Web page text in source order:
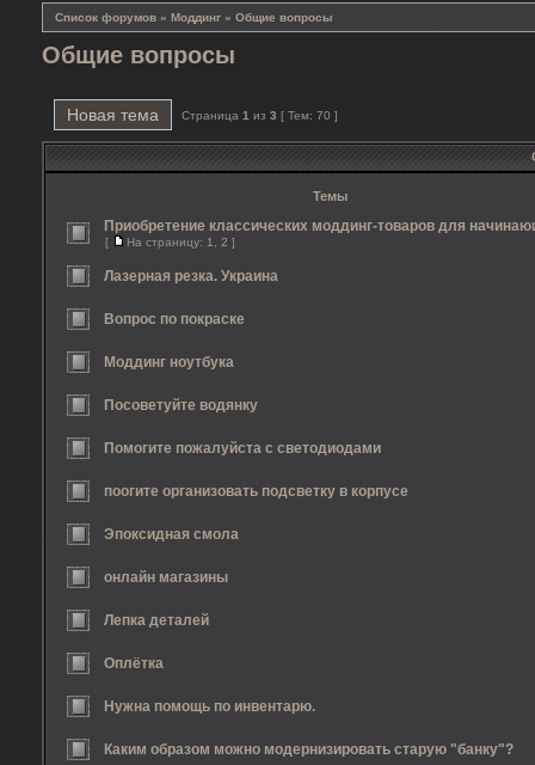
Список форумов » Моддинг » Общие вопросы
Общие вопросы
Новая тема Страница 1 из 3 [ Тем: 70 ]
Темы
Приобретение классических моддинг-товаров для
[ На страницу: 1 2 ]
Лазерная резка. Украина
Вопрос по покраске
Моддинг ноутбука
Посоветуйте водянку
Помогите пожалуйста с светодиодами
поогите организовать подсветку в корпусе
Эпоксидная смола
онлайн магазины
Лепка деталей
Оплётка
Нужна помощь по инвентарю.
Каким образом можно модернизировать старую "банку"?